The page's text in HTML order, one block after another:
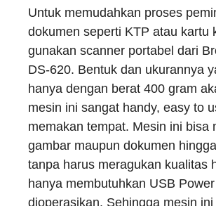
Untuk memudahkan proses
dokumen seperti KTP atau kartu
gunakan scanner portabel dari
DS-620. Bentuk dan ukurannya
hanya dengan berat 400 gram
mesin ini sangat handy, easy to
memakan tempat. Mesin ini bisa
gambar maupun dokumen
tanpa harus meragukan kualitas
hanya membutuhkan USB
dioperasikan. Sehingga mesin